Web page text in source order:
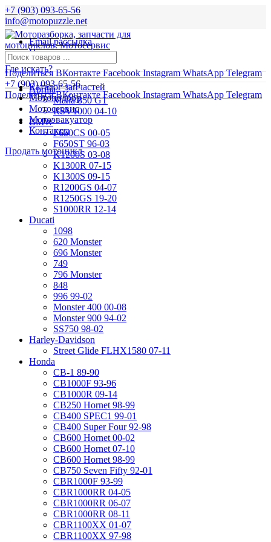
+7 (903) 093-65-56
info@motopuzzle.net
Email рассылка
Новости
Поделиться ВКонтакте Facebook Instagram WhatsApp Telegram
+7 (903) 093-65-56
Поделиться ВКонтакте Facebook Instagram WhatsApp Telegram
Где искать?
Aprilia
Mana 850 GT
RSV1000 04-10
BMW
F650CS 00-05
F650ST 96-03
K1200S 03-08
K1300R 07-15
K1300S 09-15
R1200GS 04-07
R1250GS 19-20
S1000RR 12-14
Ducati
1098
620 Monster
696 Monster
749
796 Monster
848
996 99-02
Monster 400 00-08
Monster 900 94-02
SS750 98-02
Harley-Davidson
Street Glide FLHX1580 07-11
Honda
CB-1 89-90
CB1000F 93-96
CB1000R 09-14
CB250 Hornet 98-99
CB400 SPEC1 99-01
CB400 Super Four 92-98
CB600 Hornet 00-02
CB600 Hornet 07-10
CB600 Hornet 98-99
CB750 Seven Fifty 92-01
CBR1000F 93-99
CBR1000RR 04-05
CBR1000RR 06-07
CBR1000RR 08-11
CBR1100XX 01-07
CBR1100XX 97-98
Каталог запчастей
Мотоподбор
Мотосервис
Мотоэвакуатор
Контакты
Продать мотоцикл